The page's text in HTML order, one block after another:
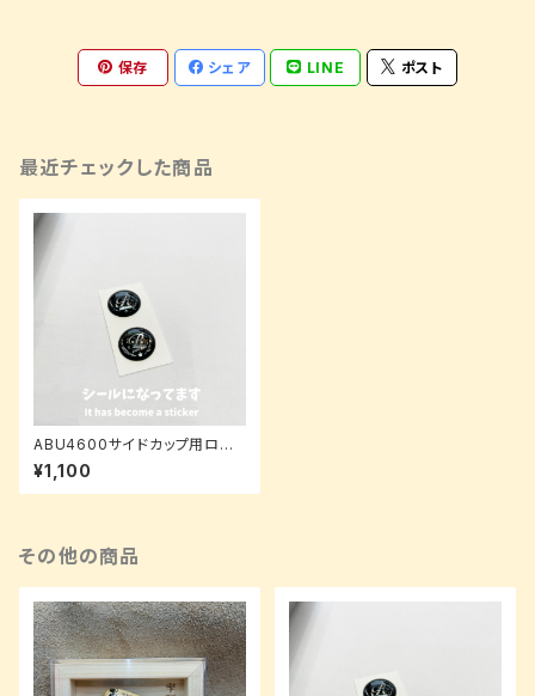
保存 シェア LINE ポスト
最近チェックした商品
ABU4600サイドカップ用ロゴ
ドームシール
¥1,100
その他の商品